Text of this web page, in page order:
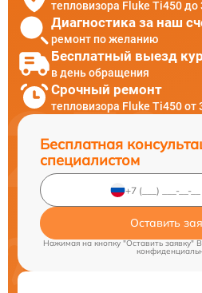
тепловизора Fluke Ti450 до
Диагностика за наш
ремонт по желанию
Бесплатный выезд
в день обращения
Срочный ремонт
тепловизора Fluke Ti450 от
Бесплатная
специалистом
Оставить
Нажимая на кнопку "Оставить заявку"